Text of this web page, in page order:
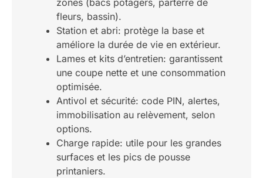
zones (bacs potagers, parterre de
fleurs, bassin).
Station et abri: protège la base et
améliore la durée de vie en extérieur.
Lames et kits d’entretien: garantissent
une coupe nette et une consommation
optimisée.
Antivol et sécurité: code PIN, alertes,
immobilisation au relèvement, selon
options.
Charge rapide: utile pour les grandes
surfaces et les pics de pousse
printaniers.